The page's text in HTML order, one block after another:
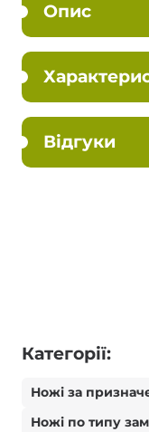
Опис
Відгуки
Категорії:
Ножі за
Ножі по типу